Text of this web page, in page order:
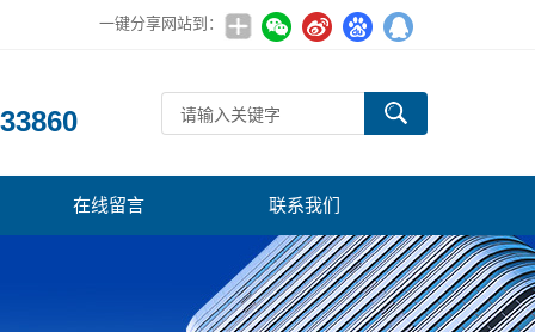
一键分享网站到：
在线留言 联系我们